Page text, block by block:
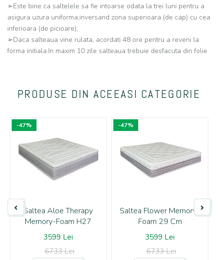
➢Este bine ca saltelele sa fie intoarse odata la trei luni pentru a
asigura uzura uniforma,inversand zona superioara (de cap) cu cea
inferioara (de picioare);
➢Daca salteaua vine rulata, acordati 48 ore pentru a reveni la
forma initiala.In maxim 10 zile salteaua trebuie desfacuta din folie
PRODUSE DIN ACEEASI CATEGORIE
-47%
Saltea Aloe Therapy
Memory-Foam H27
3599 Lei
6733 Lei
-47%
Saltea Flower Memory-
Foam 29 Cm
3599 Lei
6733 Lei